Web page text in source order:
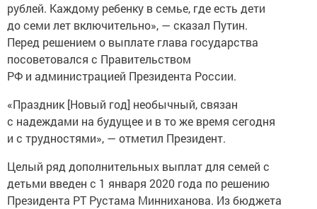
рублей. Каждому ребенку в семье, где есть дети
до семи лет включительно», — сказал Путин.
Перед решением о выплате глава государства
посоветовался с Правительством
РФ и администрацией Президента России.
«Праздник [Новый год] необычный, связан
с надеждами на будущее и в то же время сегодня
и с трудностями», — отметил Президент.
Целый ряд дополнительных выплат для семей с
детьми введен с 1 января 2020 года по решению
Президента РТ Рустама Минниханова. Из бюджета